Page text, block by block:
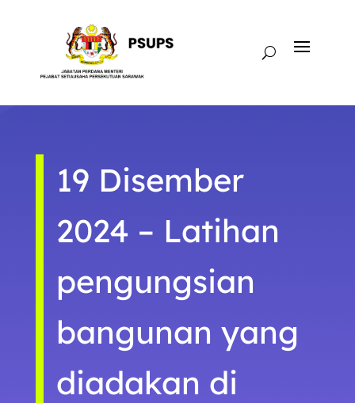
19 Disember
2024 – Latihan
pengungsian
bangunan yang
diadakan di